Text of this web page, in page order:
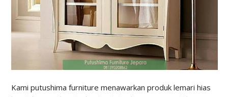
Kami putushima furniture menawarkan produk lemari hias